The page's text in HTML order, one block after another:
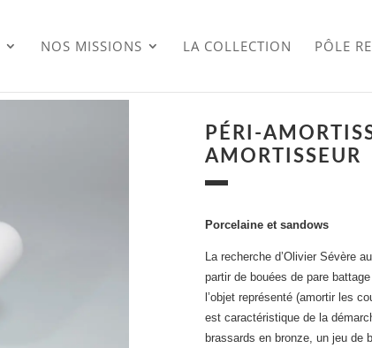
NOS MISSIONS LA COLLECTION PÔLE
PÉRI-
AMORTISSEUR
Porcelaine et sandows
La recherche d’Olivier Sévère
partir de bouées de pare
l’objet représenté (amortir les
est caractéristique de la
brassards en bronze, un jeu de